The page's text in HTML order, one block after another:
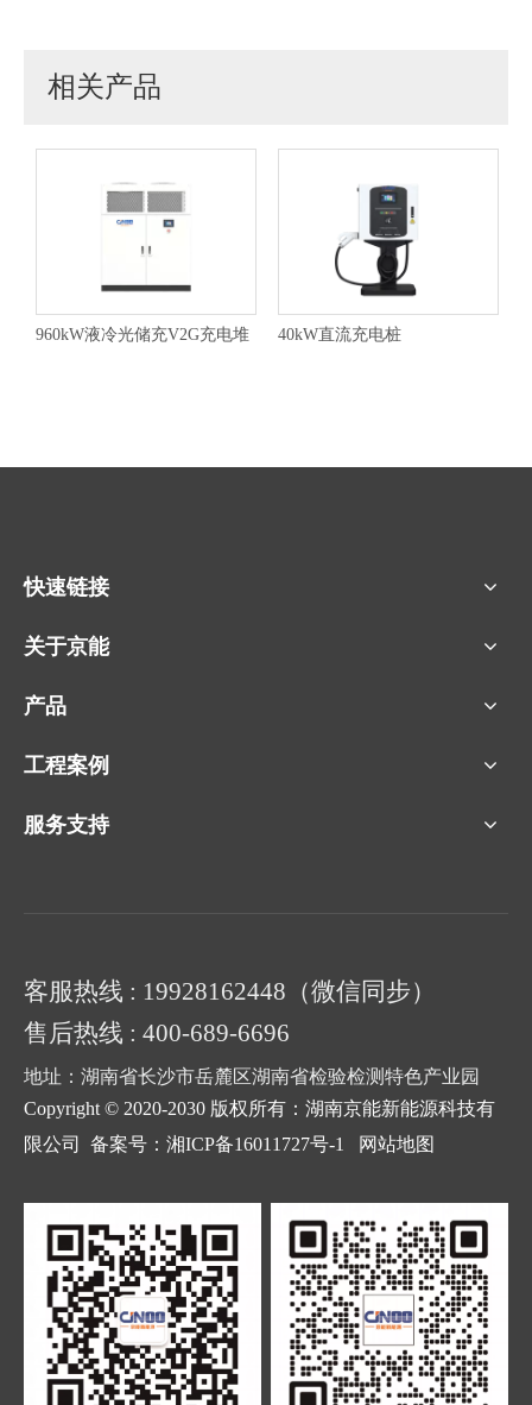
相关产品
960kW液冷光储充V2G充电堆 40kW直流充电桩
快速链接
关于京能
产品
工程案例
服务支持
客服热线 : 19928162448（微信同步）
售后热线 : 400-689-6696
地址：湖南省长沙市岳麓区湖南省检验检测特色产业园
Copyright © 2020-2030 版权所有：湖南京能新能源科技有
限公司 备案号：湘ICP备16011727号-1 网站地图